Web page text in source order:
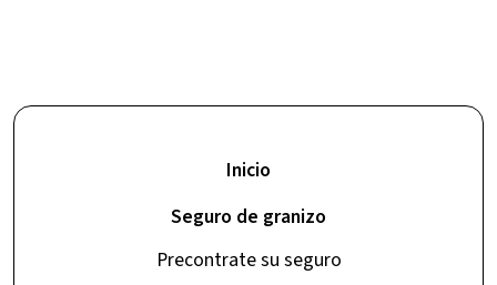
Inicio
Seguro de granizo
Precontrate su seguro